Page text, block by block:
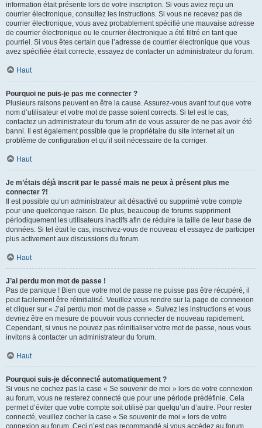
information était présente lors de votre inscription. Si vous aviez reçu un
courrier électronique, consultez les instructions. Si vous ne recevez pas de
courrier électronique, vous avez probablement spécifié une mauvaise adresse
de courrier électronique ou le courrier électronique a été filtré en tant que
pourriel. Si vous êtes certain que l’adresse de courrier électronique que vous
avez spécifiée était correcte, essayez de contacter un administrateur du forum.
Haut
Pourquoi ne puis-je pas me connecter ?
Plusieurs raisons peuvent en être la cause. Assurez-vous avant tout que votre
nom d’utilisateur et votre mot de passe soient corrects. Si tel est le cas,
contactez un administrateur du forum afin de vous assurer de ne pas avoir été
banni. Il est également possible que le propriétaire du site internet ait un
problème de configuration et qu’il soit nécessaire de la corriger.
Haut
Je m’étais déjà inscrit par le passé mais ne peux à présent plus me
connecter ?!
Il est possible qu’un administrateur ait désactivé ou supprimé votre compte
pour une quelconque raison. De plus, beaucoup de forums suppriment
périodiquement les utilisateurs inactifs afin de réduire la taille de leur base de
données. Si tel était le cas, inscrivez-vous de nouveau et essayez de participer
plus activement aux discussions du forum.
Haut
J’ai perdu mon mot de passe !
Pas de panique ! Bien que votre mot de passe ne puisse pas être récupéré, il
peut facilement être réinitialisé. Veuillez vous rendre sur la page de connexion
et cliquer sur « J’ai perdu mon mot de passe ». Suivez les instructions et vous
devriez être en mesure de pouvoir vous connecter de nouveau rapidement.
Cependant, si vous ne pouvez pas réinitialiser votre mot de passe, nous vous
invitons à contacter un administrateur du forum.
Haut
Pourquoi suis-je déconnecté automatiquement ?
Si vous ne cochez pas la case « Se souvenir de moi » lors de votre connexion
au forum, vous ne resterez connecté que pour une période prédéfinie. Cela
permet d’éviter que votre compte soit utilisé par quelqu’un d’autre. Pour rester
connecté, veuillez cocher la case « Se souvenir de moi » lors de votre
connexion au forum. Ceci n’est pas recommandé si vous accédez au forum